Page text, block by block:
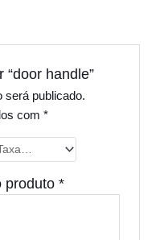
handle”
será publicado.
com*
produto*